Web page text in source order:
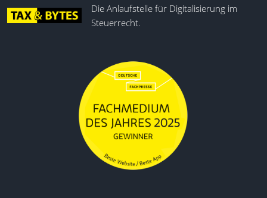
Die Anlaufstelle für Digitalisierung im
Steuerrecht.